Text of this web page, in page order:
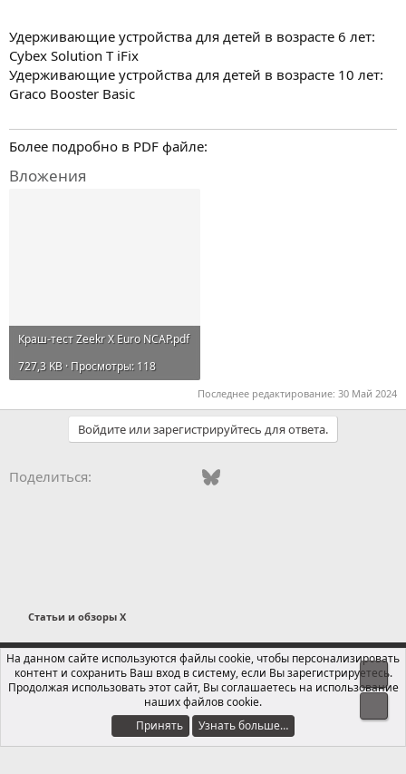
Удерживающие устройства для детей в возрасте 6 лет:
Cybex Solution T iFix
Удерживающие устройства для детей в возрасте 10 лет:
Graco Booster Basic
Более подробно в PDF файле:
Вложения
Краш-тест Zeekr X Euro NCAP.pdf
727,3 KB · Просмотры: 118
Последнее редактирование: 30 Май 2024
Войдите или зарегистрируйтесь для ответа.
Поделиться: Odnoklassniki
Mail.ruBluesky
Статьи и обзоры X
Russian (RU)
Обратная связь
Условия и правила
Политика конфиденциальности
Помощь
Локализация от xenForo.Info®
На данном сайте используются файлы cookie, чтобы персонализировать
контент и сохранить Ваш вход в систему, если Вы зарегистрируетесь.
Продолжая использовать этот сайт, Вы соглашаетесь на использование
наших файлов cookie.
Принять
Узнать больше…